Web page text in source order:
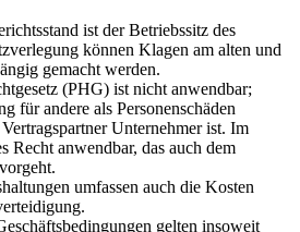
ist der Betriebssitz des
können Klagen am alten und
gemacht werden.
(PHG) ist nicht anwendbar;
für andere als Personenschäden
Unternehmer ist. Im
Recht anwendbar, das auch dem
umfassen auch die Kosten
gelten insoweit